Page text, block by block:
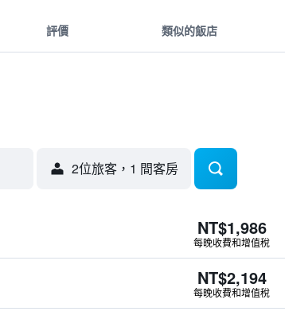
評價 類似的飯店
2位旅客，1 間客房
NT$1,986
每晚收費和增值稅
NT$2,194
每晚收費和增值稅